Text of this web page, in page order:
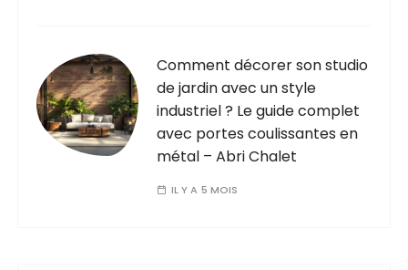
Comment décorer son studio
de jardin avec un style
industriel ? Le guide complet
avec portes coulissantes en
métal – Abri Chalet
IL Y A 5 MOIS